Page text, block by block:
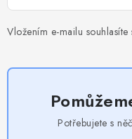
Vložením e-mailu souhlasíte
Potřebujete s